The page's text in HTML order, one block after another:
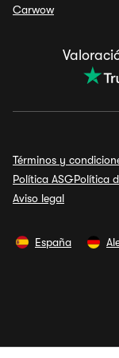
Carwow
Términos y
Política ASGPolítica
Aviso legal
España